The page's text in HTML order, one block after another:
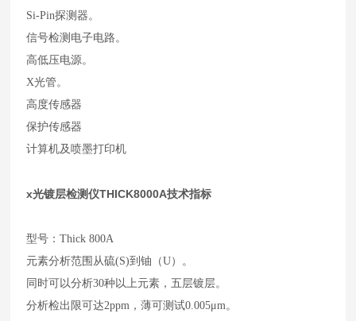
Si-Pin探测器。
信号检测电子电路。
高低压电源。
X光管。
高度传感器
保护传感器
计算机及喷墨打印机
x光镀层检测仪THICK8000A技术指标
型号：Thick 800A
元素分析范围从硫(S)到铀（U）。
同时可以分析30种以上元素，五层镀层。
分析检出限可达2ppm，薄可测试0.005μm。